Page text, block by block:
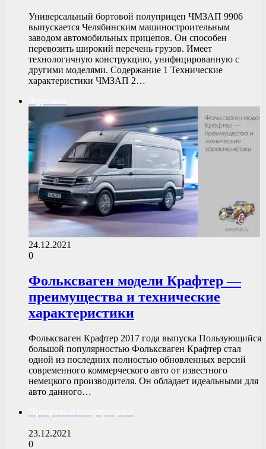
Универсальный бортовой полуприцеп ЧМЗАП 9906
выпускается Челябинским машиностроительным
заводом автомобильных прицепов. Он способен
перевозить широкий перечень грузов. Имеет
технологичную конструкцию, унифицированную с
другими моделями. Содержание 1 Технические
характеристики ЧМЗАП 2…
24.12.2021
0
Фольксваген модели Крафтер —
преимущества и технические
характеристики
Фольксваген Крафтер 2017 года выпуска Пользующийся
большой популярностью Фольксваген Крафтер стал
одной из последних полностью обновленных версий
современного коммерческого авто от известного
немецкого производителя. Он обладает идеальными для
авто данного…
23.12.2021
0